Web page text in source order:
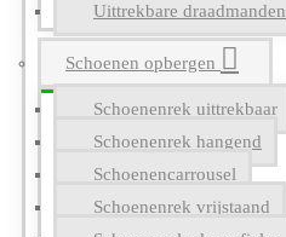
Uittrekbare draadmanden
Schoenen opbergen
Schoenenrek uittrekbaar
Schoenenrek hangend
Schoenencarrousel
Schoenenrek vrijstaand